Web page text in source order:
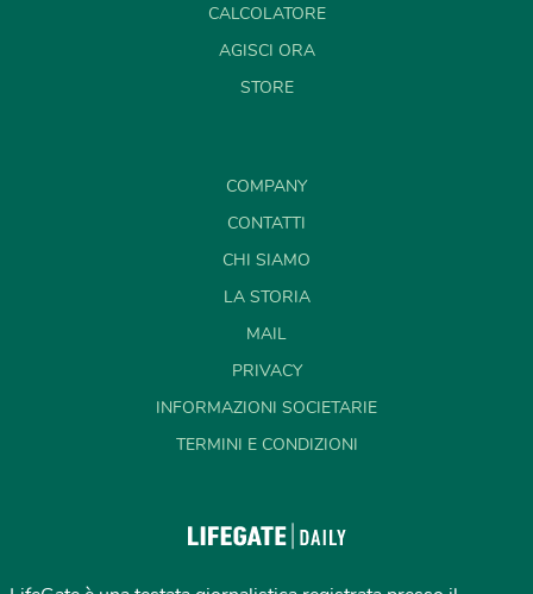
CALCOLATORE
AGISCI ORA
STORE
COMPANY
CONTATTI
CHI SIAMO
LA STORIA
MAIL
PRIVACY
INFORMAZIONI SOCIETARIE
TERMINI E CONDIZIONI